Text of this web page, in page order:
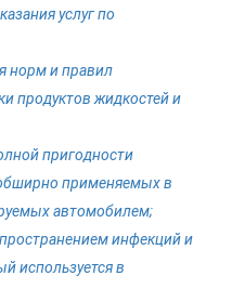
услуг по
норм и правил
продуктов жидкостей и
пригодности
применяемых в
автомобилем;
инфекций и
используется в